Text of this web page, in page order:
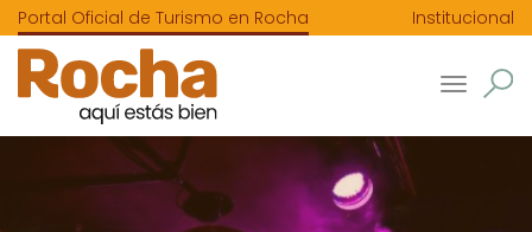
Portal Oficial de Turismo en Rocha Institucional
Toggle